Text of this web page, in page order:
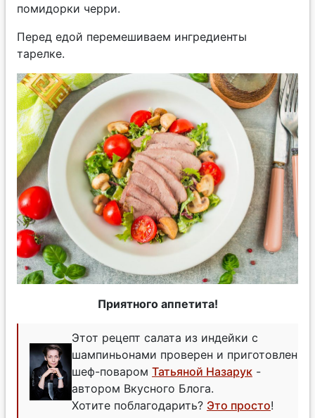
помидорки черри.
Перед едой перемешиваем ингредиенты
тарелке.
Приятного аппетита!
Этот рецепт салата из индейки с
шампиньонами проверен и приготовлен
шеф-поваром Татьяной Назарук -
автором Вкусного Блога.
Хотите поблагодарить? Это просто!